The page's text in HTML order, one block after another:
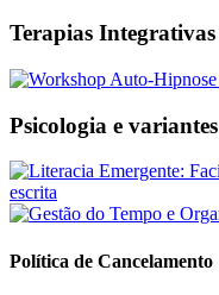
Terapias Integrativas
Psicologia e variantes
Política de Cancelamento